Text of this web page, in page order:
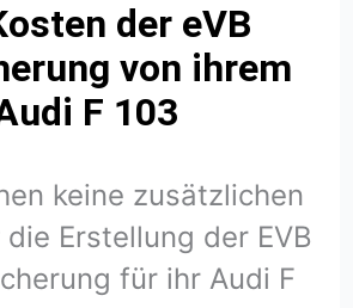
der eVB
von ihrem
F 103
keine zusätzlichen
Erstellung der EVB
für ihr Audi F